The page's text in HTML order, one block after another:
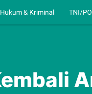
Hukum & Kriminal TNI/